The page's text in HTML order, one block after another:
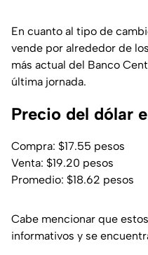
En cuanto al tipo de
vende por alrededor de
más actual del Banco
última jornada.
Precio del dólar
Compra: $17.55 pesos
Venta: $19.20 pesos
Promedio: $18.62 pesos
Cabe mencionar que
informativos y se